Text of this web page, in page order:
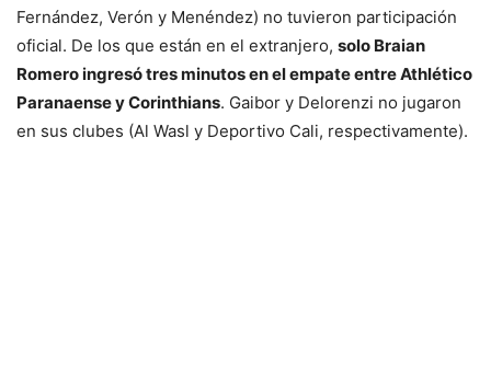
Fernández, Verón y Menéndez) no tuvieron participación
oficial. De los que están en el extranjero, solo Braian
Romero ingresó tres minutos en el empate entre Athlético
Paranaense y Corinthians. Gaibor y Delorenzi no jugaron
en sus clubes (Al Wasl y Deportivo Cali, respectivamente).